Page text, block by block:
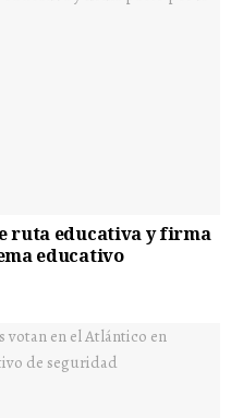
ruta educativa y firma
educativo